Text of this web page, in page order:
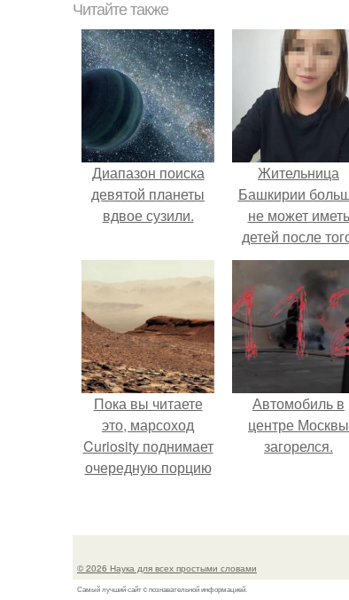
Читайте также
Диапазон поиска
девятой планеты
вдвое сузили.
Жительница
Башкирии
не может иметь
детей после
как медики
ей аборт на
месяце
беременности
оставили в
плаценту.
Пока вы читаете
это, марсоход
Curiosity поднимает
очередную порцию
Автомобиль в
центре Москвы
загорелся.
© 2026 Наука для всех простыми словами
Самый лучший сайт c познавательной информацией.